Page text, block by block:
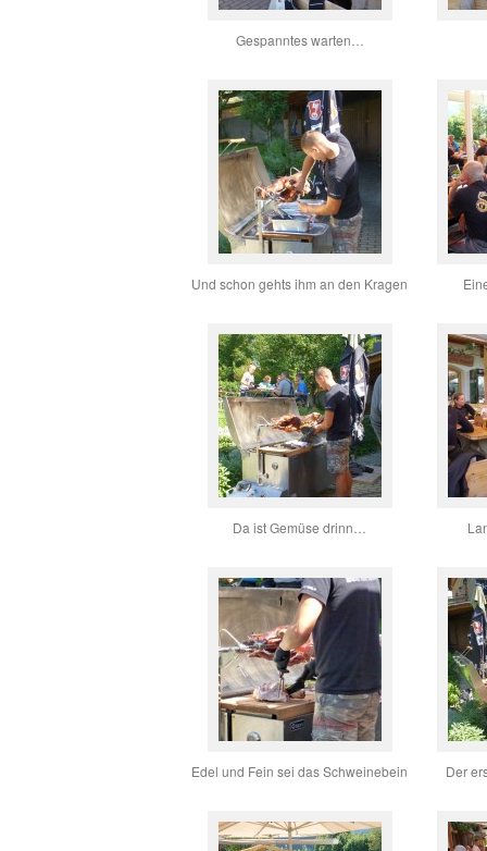
Gespanntes warten…
Und schon gehts ihm an den Kragen
Da ist Gemüse drinn…
Edel und Fein sei das Schweinebein Der